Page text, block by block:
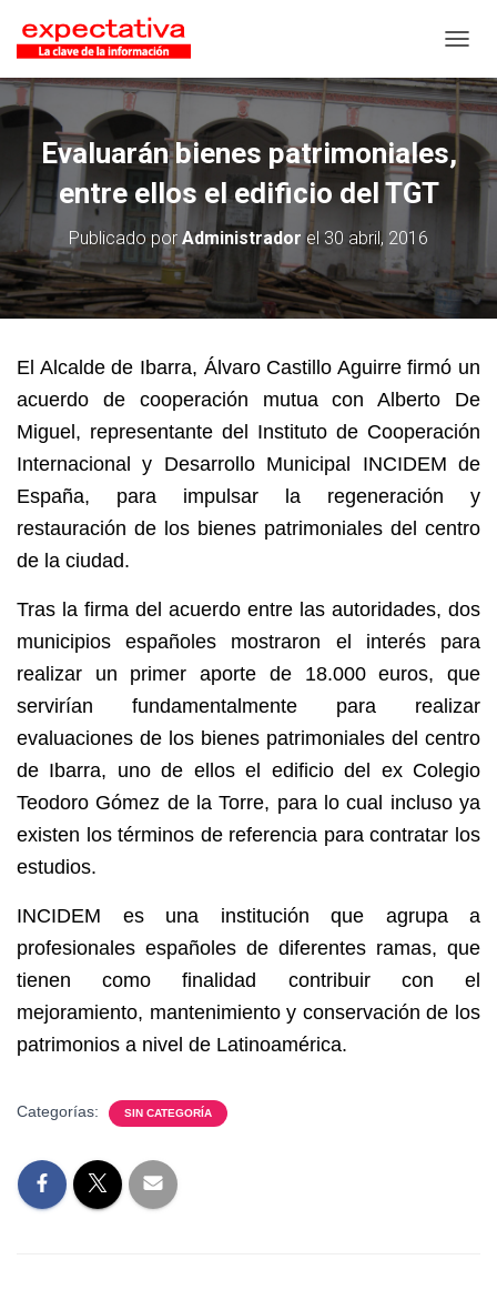
Evaluarán bienes patrimoniales,
entre ellos el edificio del TGT
Publicado por Administrador el 30 abril, 2016
El Alcalde de Ibarra, Álvaro Castillo Aguirre firmó un
acuerdo de cooperación mutua con Alberto De
Miguel, representante del Instituto de Cooperación
Internacional y Desarrollo Municipal INCIDEM de
España, para impulsar la regeneración y
restauración de los bienes patrimoniales del centro
de la ciudad.
Tras la firma del acuerdo entre las autoridades, dos
municipios españoles mostraron el interés para
realizar un primer aporte de 18.000 euros, que
servirían fundamentalmente para realizar
evaluaciones de los bienes patrimoniales del centro
de Ibarra, uno de ellos el edificio del ex Colegio
Teodoro Gómez de la Torre, para lo cual incluso ya
existen los términos de referencia para contratar los
estudios.
INCIDEM es una institución que agrupa a
profesionales españoles de diferentes ramas, que
tienen como finalidad contribuir con el
mejoramiento, mantenimiento y conservación de los
patrimonios a nivel de Latinoamérica.
Categorías: SIN CATEGORÍA